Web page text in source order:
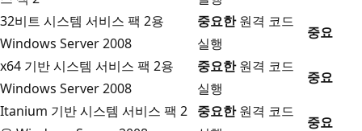
32비트 시스템 서비스 팩 2용
Windows Server 2008
중요한원격 코드
실행
중요
x64 기반 시스템 서비스 팩 2용
Windows Server 2008
중요한원격 코드
실행
중요
Itanium 기반 시스템 서비스 팩 2 중요한원격 코드
중요